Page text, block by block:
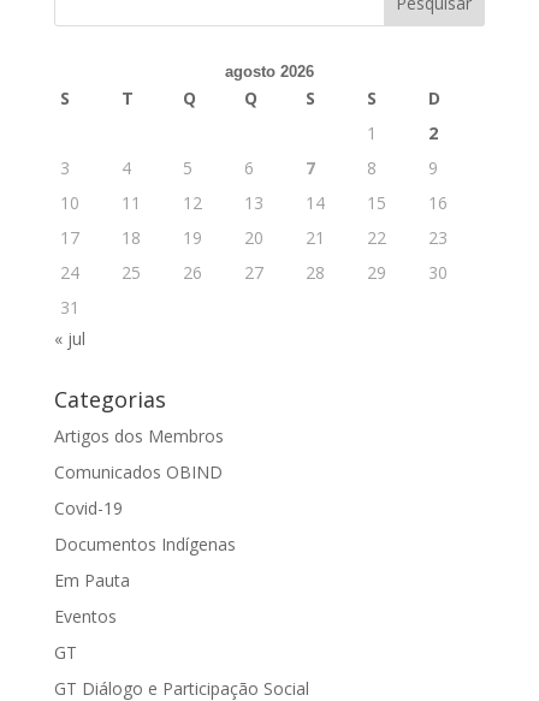
agosto 2026
S T Q Q S S
D
1
2
3
4 5 6 7 8
9
10
11 12 13 14 15
16
17
18 19 20 21 22
23
24
25 26 27 28 29
30
31
« jul
Categorias
Artigos dos Membros
Comunicados OBIND
Covid-19
Documentos Indígenas
Em Pauta
Eventos
GT
GT Diálogo e Participação Social